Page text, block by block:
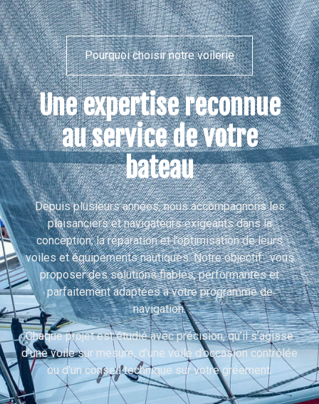
Pourquoi choisir notre voilerie
Une expertise reconnue
au service de votre
bateau
Depuis plusieurs années, nous accompagnons les
plaisanciers et navigateurs exigeants dans la
conception, la réparation et l’optimisation de leurs
voiles et équipements nautiques. Notre objectif : vous
proposer des solutions fiables, performantes et
parfaitement adaptées à votre programme de
navigation.
Chaque projet est étudié avec précision, qu’il s’agisse
d’une voile sur mesure, d’une voile d’occasion contrôlée
ou d’un conseil technique sur votre gréement.